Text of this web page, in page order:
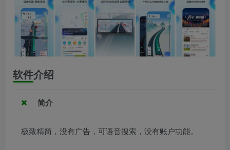
软件介绍
简介
极致精简，没有广告，可语音搜索，没有账户功能。